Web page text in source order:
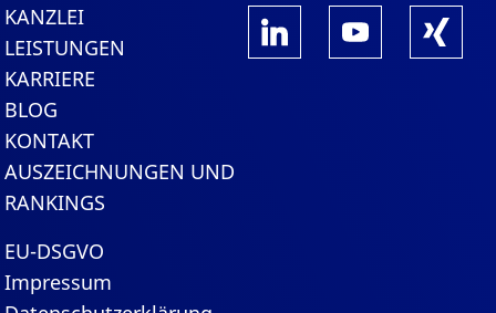
KANZLEI
LEISTUNGEN
KARRIERE
BLOG
KONTAKT
AUSZEICHNUNGEN UND
RANKINGS
EU-DSGVO
Impressum